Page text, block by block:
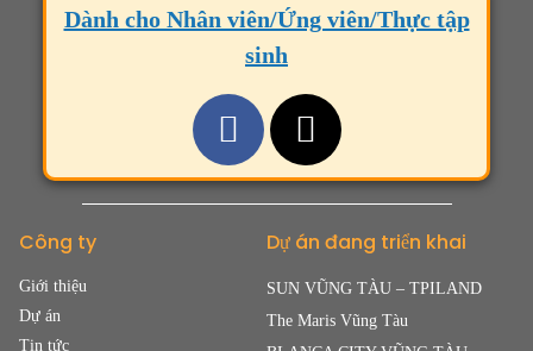
Dành cho Nhân viên/Ứng viên/Thực tập
sinh
Công ty
Giới thiệu
Dự án
Tin tức
Dự án đang triển khai
SUN VŨNG TÀU – TPILAND
The Maris Vũng Tàu